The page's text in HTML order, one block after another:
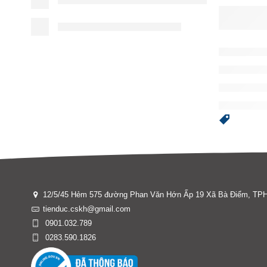
12/5/45 Hẻm 575 đường Phan Văn Hớn Ấp 19 Xã Bà Điểm,
tienduc.cskh@gmail.com
0901.032.789
0283.590.1826